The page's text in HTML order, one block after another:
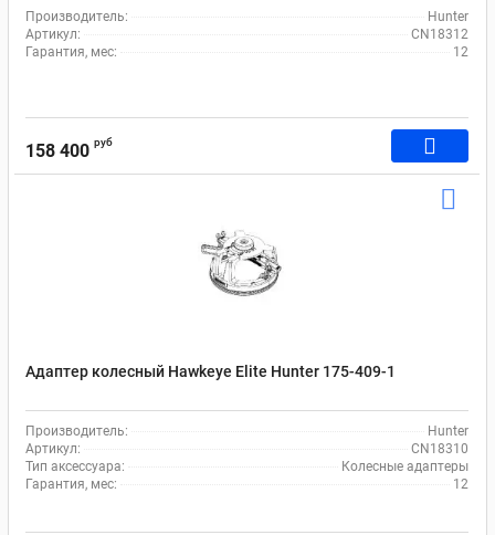
Производитель:
Hunter
Артикул:
CN18312
Гарантия, мес:
12
158 400 руб
Адаптер колесный Hawkeye Elite Hunter 175-409-1
Производитель:
Hunter
Артикул:
CN18310
Тип аксессуара:
Колесные адаптеры
Гарантия, мес:
12